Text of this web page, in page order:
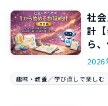
社
計
ら
の
2026
趣味・教養／学び直しで楽しむ